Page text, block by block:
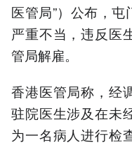
医管局”）公布，
严重不当，违反医
管局解雇。
香港医管局称，经
驻院医生涉及在未
为一名病人进行检